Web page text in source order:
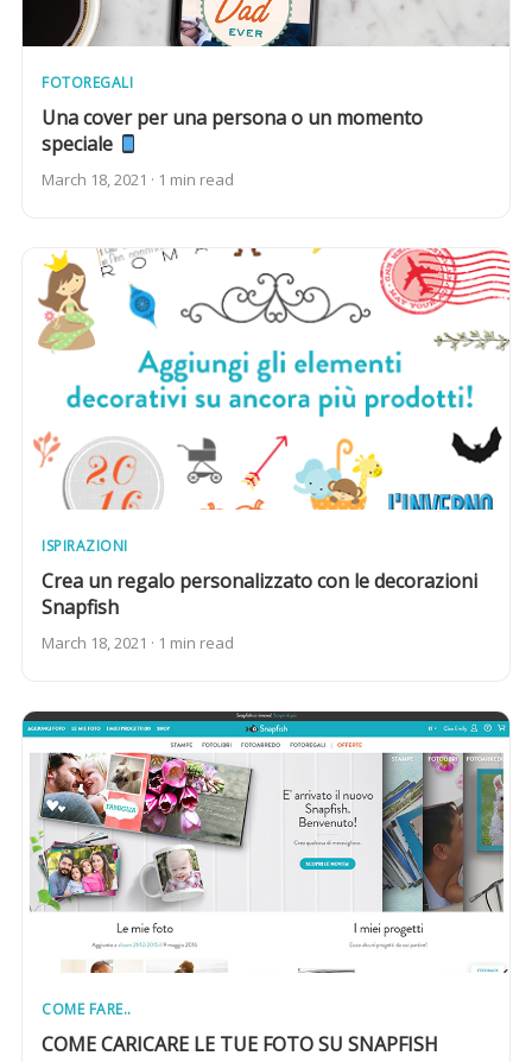
FOTOREGALI
Una cover per una persona o un momento
speciale
March 18, 2021 · 1 min read
ISPIRAZIONI
Crea un regalo personalizzato con le decorazioni
Snapfish
March 18, 2021 · 1 min read
COME FARE..
COME CARICARE LE TUE FOTO SU SNAPFISH